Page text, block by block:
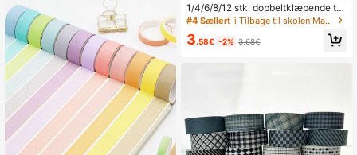
1/4/6/8/12 stk. dobbeltklæbende ta
pe-rulle, scrapbooking-tilbehør, hob
bytape-rulle, dobbeltklæbende tap
e-runner til scrapbooking, hjem, sko
#4 Sællert i Tilbage til skolen Maskeringstape
3.58€ -2% 3.68€